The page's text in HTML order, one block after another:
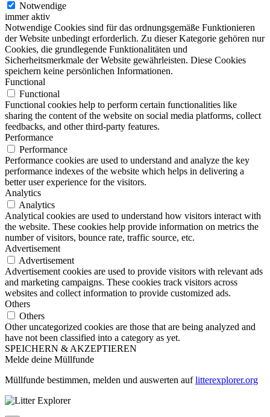
Notwendige
immer aktiv
Notwendige Cookies sind für das ordnungsgemäße Funktionieren
der Website unbedingt erforderlich. Zu dieser Kategorie gehören nur
Cookies, die grundlegende Funktionalitäten und
Sicherheitsmerkmale der Website gewährleisten. Diese Cookies
speichern keine persönlichen Informationen.
Functional
Functional
Functional cookies help to perform certain functionalities like
sharing the content of the website on social media platforms, collect
feedbacks, and other third-party features.
Performance
Performance
Performance cookies are used to understand and analyze the key
performance indexes of the website which helps in delivering a
better user experience for the visitors.
Analytics
Analytics
Analytical cookies are used to understand how visitors interact with
the website. These cookies help provide information on metrics the
number of visitors, bounce rate, traffic source, etc.
Advertisement
Advertisement
Advertisement cookies are used to provide visitors with relevant ads
and marketing campaigns. These cookies track visitors across
websites and collect information to provide customized ads.
Others
Others
Other uncategorized cookies are those that are being analyzed and
have not been classified into a category as yet.
SPEICHERN & AKZEPTIEREN
Melde deine Müllfunde
Müllfunde bestimmen, melden und auswerten auflitterexplorer.org